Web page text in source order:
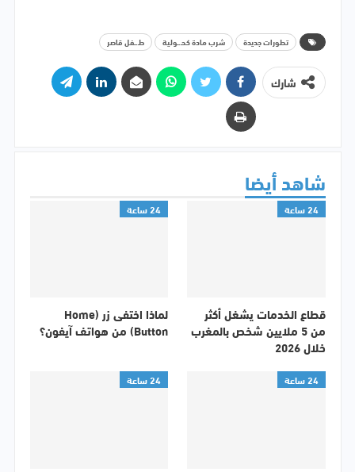
تطورات جديدة شرب مادة كحـ.ـولية طـ.ـفل قاصر
شارك
شاهد أيضا
24 ساعة
قطاع الخدمات يشغل أكثر
من 5 ملايين شخص بالمغرب
خلال 2026
24 ساعة
لماذا اختفى زر (Home
Button) من هواتف آيفون؟
24 ساعة 24 ساعة